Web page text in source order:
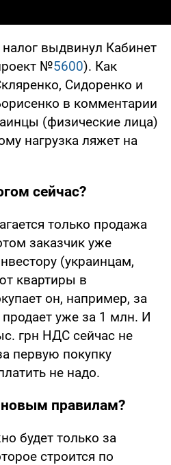
выдвинул Кабинет
№5600). Как
Сидоренко и
в комментарии
(физические лица)
нагрузка ляжет на
сейчас?
только продажа
заказчик уже
(украинцам,
квартиры в
он, например, за
уже за 1 млн. И
грн НДС сейчас не
первую покупку
не надо.
правилам?
будет только за
строится по